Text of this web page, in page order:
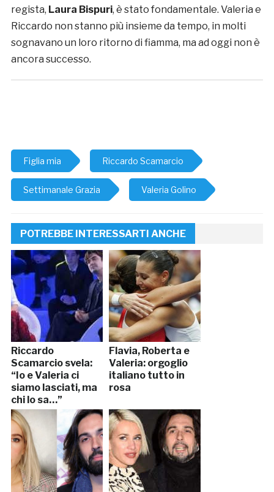
regista, Laura Bispuri, è stato fondamentale. Valeria e
Riccardo non stanno più insieme da tempo, in molti
sognavano un loro ritorno di fiamma, ma ad oggi non è
ancora successo.
Figlia mia Riccardo Scamarcio
Settimanale Grazia Valeria Golino
POTREBBE INTERESSARTI ANCHE
Riccardo
Scamarcio svela:
“Io e Valeria ci
siamo lasciati, ma
chi lo sa…”
Flavia, Roberta e
Valeria: orgoglio
italiano tutto in
rosa